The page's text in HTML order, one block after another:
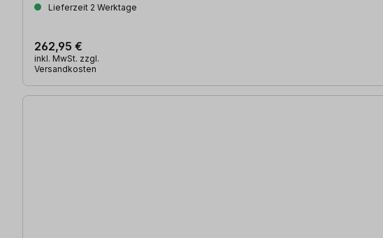
Lieferzeit 2 Werktage
262,95 €
inkl. MwSt. zzgl.
Versandkosten